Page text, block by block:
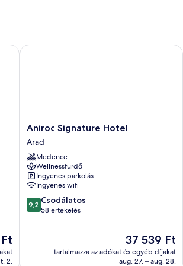
2.
Aniroc
Signature
Hotel
Arad
Aniroc Signature Hotel
Arad
Medence
Wellnessfürdő
Ingyenes parkolás
Ingyenes wifi
9.2
ennyiből:
értékelés
9,2 Csodálatos
58 értékelés
Az
ár
37 539 Ft
37 539 Ft
tartalmazza az adókat és egyéb díjakat
aug. 27. – aug. 28.
Aniroc Signature Hotel